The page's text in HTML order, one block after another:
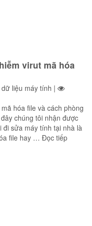
virut mã hóa
liệu máy tính |
hóa file và cách phòng
chúng tôi nhận được
đi sửa máy tính tại nhà là
file hay … Đọc tiếp“Vì